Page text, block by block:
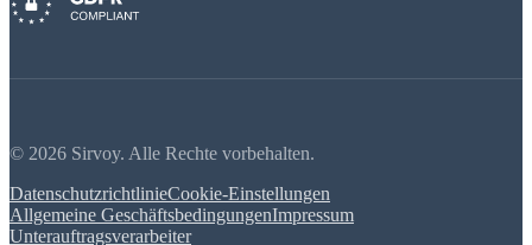
© 2026 Sirvoy. Alle Rechte vorbehalten.
DatenschutzrichtlinieCookie-Einstellungen
Allgemeine GeschäftsbedingungenImpressum
Unterauftragsverarbeiter